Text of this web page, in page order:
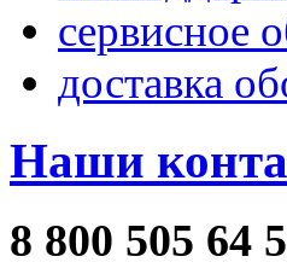
сервисное
доставка
Наши
8 800 505 64